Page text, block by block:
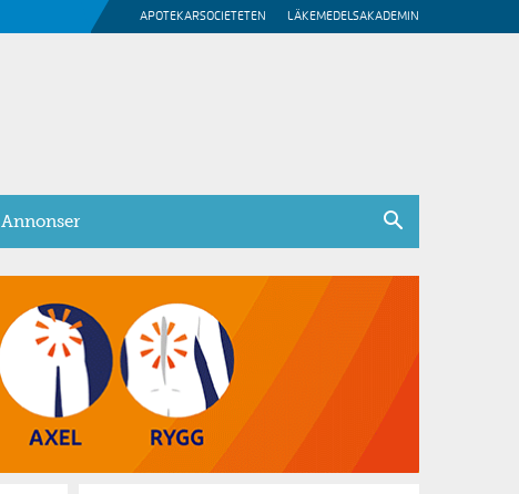
APOTEKARSOCIETETEN LÄKEMEDELSAKADEMIN
Annonser